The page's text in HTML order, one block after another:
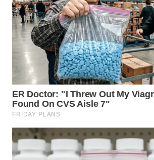
WN
DANAU
TOBA
WN
NIAS
WN
WN